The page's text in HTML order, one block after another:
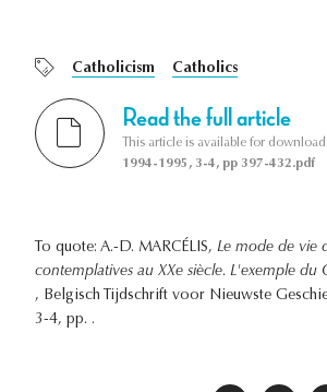
Catholicism Catholics
Read the full article
This article is available for
1994-1995, 3-4, pp 397-432.pdf
To quote: A.-D. MARCÉLIS, Le mode de vie
contemplatives au XXe siècle. L'exemple du
, Belgisch Tijdschrift voor Nieuwste
3-4, pp. .